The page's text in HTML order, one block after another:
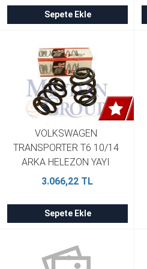
Sepete Ekle
VOLKSWAGEN
TRANSPORTER T6 10/14
ARKA HELEZON YAYI
SAĞ/SOL 2Lİ SET 1.9/2.5TDI
7J0511115B
3.066,22 TL
Sepete Ekle